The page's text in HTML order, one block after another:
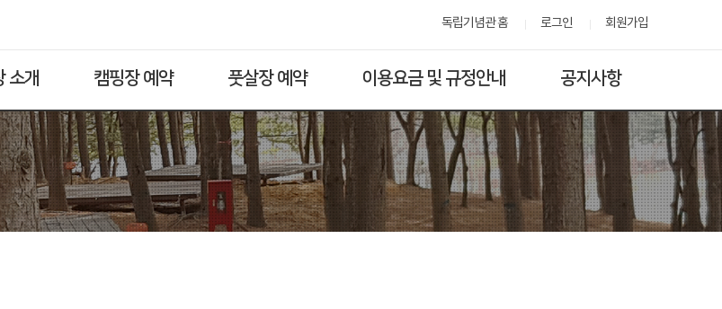
독립기념관 홈 로그인 회원가입
소개 캠핑장 예약 풋살장 예약 이용요금 및 규정안내 공지사항